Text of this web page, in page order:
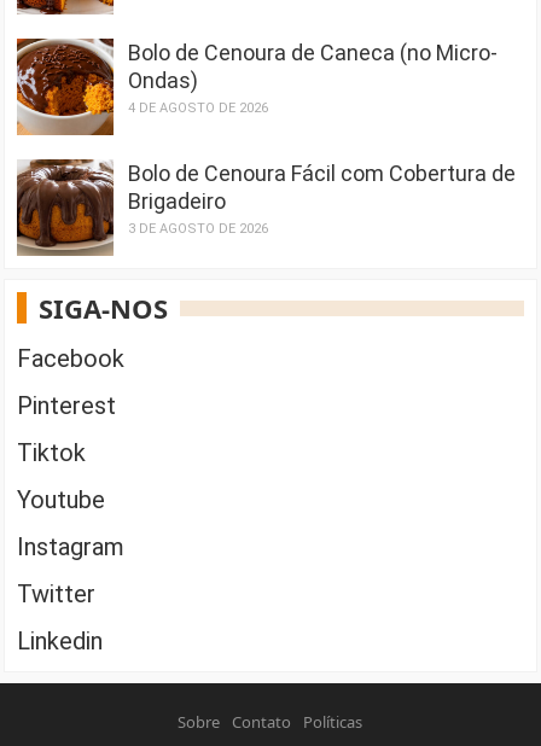
Bolo de Cenoura de Caneca (no Micro-
Ondas)
4 DE AGOSTO DE 2026
Bolo de Cenoura Fácil com Cobertura de
Brigadeiro
3 DE AGOSTO DE 2026
SIGA-NOS
Facebook
Pinterest
Tiktok
Youtube
Instagram
Twitter
Linkedin
Sobre Contato Políticas